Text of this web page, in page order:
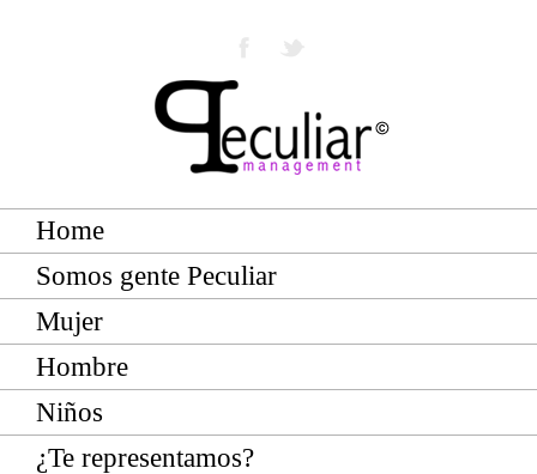
Home
Somos gente Peculiar
Mujer
Hombre
Niños
¿Te representamos?